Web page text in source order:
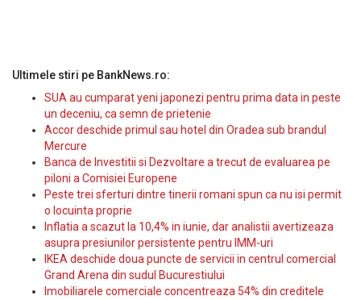
Ultimele stiri pe BankNews.ro:
SUA au cumparat yeni japonezi pentru prima data in peste
un deceniu, ca semn de prietenie
Accor deschide primul sau hotel din Oradea sub brandul
Mercure
Banca de Investitii si Dezvoltare a trecut de evaluarea pe
piloni a Comisiei Europene
Peste trei sferturi dintre tinerii romani spun ca nu isi permit
o locuinta proprie
Inflatia a scazut la 10,4% in iunie, dar analistii avertizeaza
asupra presiunilor persistente pentru IMM-uri
IKEA deschide doua puncte de servicii in centrul comercial
Grand Arena din sudul Bucurestiului
Imobiliarele comerciale concentreaza 54% din creditele